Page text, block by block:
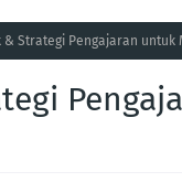
& Strategi Pengajaran untuk